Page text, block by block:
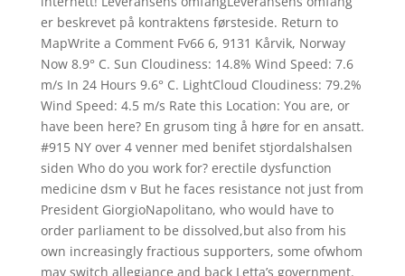
er beskrevet på kontraktens førsteside. Return to
MapWrite a Comment Fv66 6, 9131 Kårvik, Norway
Now 8.9° C. Sun Cloudiness: 14.8% Wind Speed: 7.6
m/s In 24 Hours 9.6° C. LightCloud Cloudiness: 79.2%
Wind Speed: 4.5 m/s Rate this Location: You are, or
have been here? En grusom ting å høre for en ansatt.
#915 NY over 4 venner med benifet stjordalshalsen
siden Who do you work for? erectile dysfunction
medicine dsm v But he faces resistance not just from
President GiorgioNapolitano, who would have to
order parliament to be dissolved,but also from his
own increasingly fractious supporters, some ofwhom
may switch allegiance and back Letta’s government.